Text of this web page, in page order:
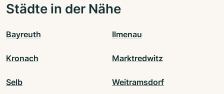
Städte in der Nähe
Bayreuth Ilmenau
Kronach Marktredwitz
Selb Weitramsdorf